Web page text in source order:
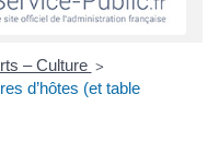
– Culture >
d’hôtes (et table